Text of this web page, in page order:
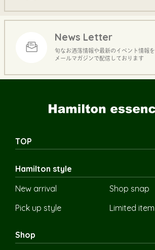
News Letter
旬なお洒落情報や最新のイベント情報を
メールマガジンで配信しております
TOP
Hamilton style
New arrival
Shop snap
Pick up style
Limited item
Shop